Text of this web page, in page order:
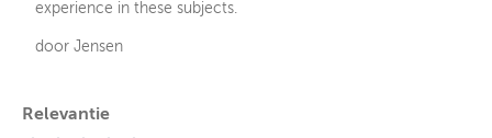
experience in these subjects.
door Jensen
Relevantie